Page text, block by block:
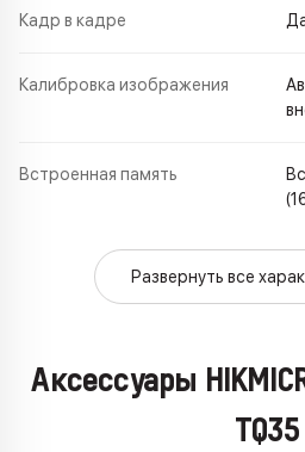
Кадр в кадре
Калибровка изображения
Встроенная память
Развернуть все
Аксессуары
TQ35